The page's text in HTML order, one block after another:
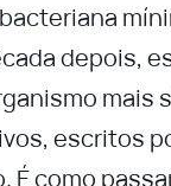
depois,
mais
escritos
É como